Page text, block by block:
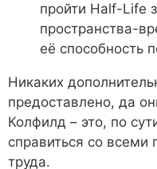
пройти Half-Life
пространства-
её способность
Никаких
предоставлено, да
Колфилд – это, по
справиться со всеми
труда.